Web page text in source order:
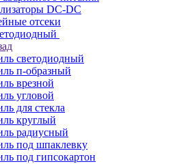
DC-DC
отсеки
светодиодный
п-образный
врезной
угловой
для стекла
круглый
радиусный
под шпаклевку
под гипсокартон